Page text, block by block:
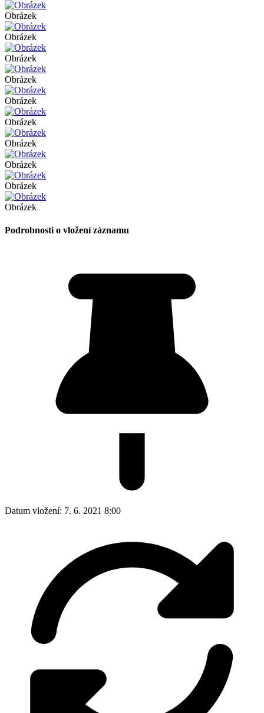
Obrázek
Obrázek
Obrázek
Obrázek
Obrázek
Obrázek
Obrázek
Obrázek
Obrázek
Obrázek
Podrobnosti o vložení záznamu
Datum vložení: 7. 6. 2021 8:00